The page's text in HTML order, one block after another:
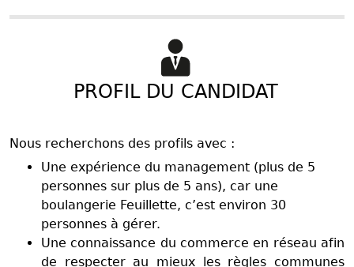
PROFIL DU CANDIDAT
Nous recherchons des profils avec :
Une expérience du management (plus de 5
personnes sur plus de 5 ans), car une
boulangerie Feuillette, c’est environ 30
personnes à gérer.
Une connaissance du commerce en réseau afin
de respecter au mieux les règles communes